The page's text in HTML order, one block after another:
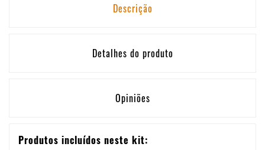
Descrição
Detalhes do produto
Opiniões
Produtos incluídos neste kit: